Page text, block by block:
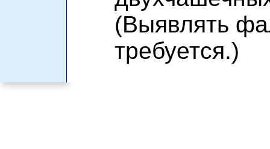
(Выявлять
требуется.)